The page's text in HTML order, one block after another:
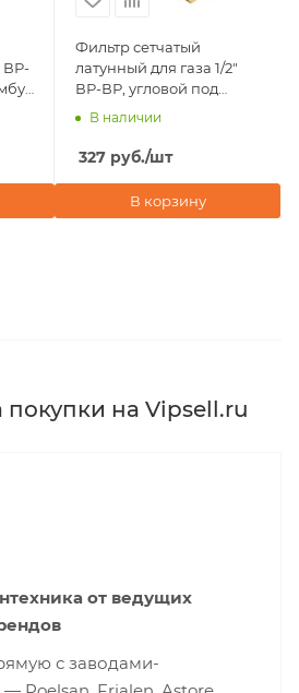
ВР-
Фильтр сетчатый
латунный для газа 1/2"
ВР-ВР, угловой под
пломбу, Valfex 46Б5фт
В наличии
327 руб./шт
В корзину
на Vipsell.ru
от ведущих
с заводами-